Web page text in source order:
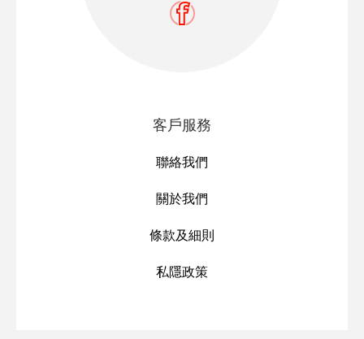
客戶服務
聯絡我們
關於我們
條款及細則
私隱政策